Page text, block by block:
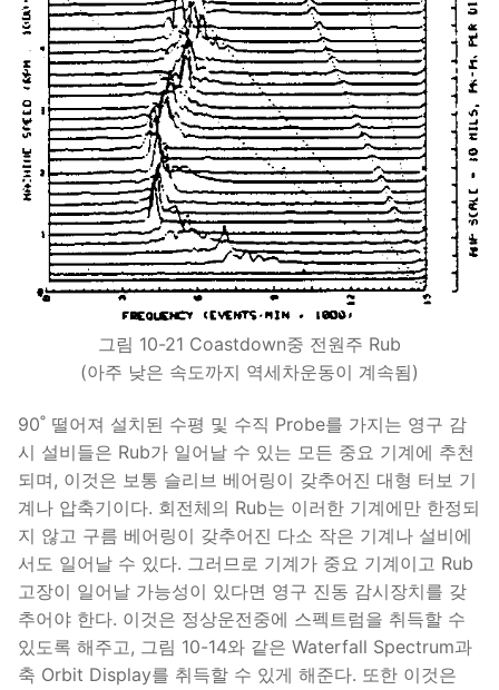
그림 10-21 Coastdown중 전원주 Rub
(아주 낮은 속도까지 역세차운동이 계속됨)
90˚ 떨어져 설치된 수평 및 수직 Probe를 가지는 영구 감
시 설비들은 Rub가 일어날 수 있는 모든 중요 기계에 추천
되며, 이것은 보통 슬리브 베어링이 갖추어진 대형 터보 기
계나 압축기이다. 회전체의 Rub는 이러한 기계에만 한정되
지 않고 구름 베어링이 갖추어진 다소 작은 기계나 설비에
서도 일어날 수 있다. 그러므로 기계가 중요 기계이고 Rub
고장이 일어날 가능성이 있다면 영구 진동 감시장치를 갖
추어야 한다. 이것은 정상운전중에 스펙트럼을 취득할 수
있도록 해주고, 그림 10-14와 같은 Waterfall Spectrum과
축 Orbit Display를 취득할 수 있게 해준다. 또한 이것은